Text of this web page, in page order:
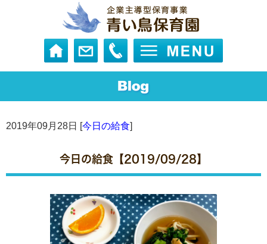
2019年09月28日 [今日の給食]
今日の給食【2019/09/28】